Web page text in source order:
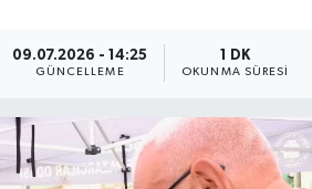
09.07.2026 - 14:25
GÜNCELLEME
1 DK
OKUNMA SÜRESI